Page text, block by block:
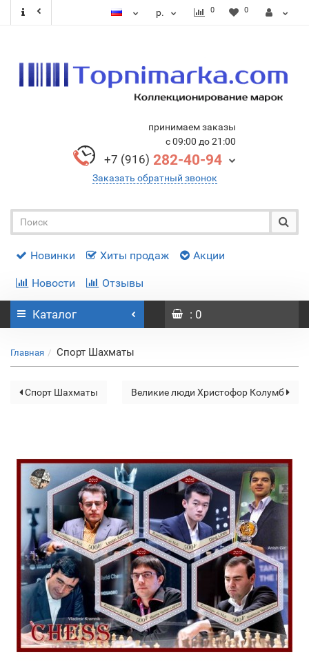
р. 0 0
принимаем заказы
с 09:00 до 21:00
+7 (916) 282-40-94
Заказать обратный звонок
Новинки Хиты продаж Акции
Новости Отзывы
Каталог : 0
Главная Спорт Шахматы
Спорт Шахматы Великие люди Христофор Колумб